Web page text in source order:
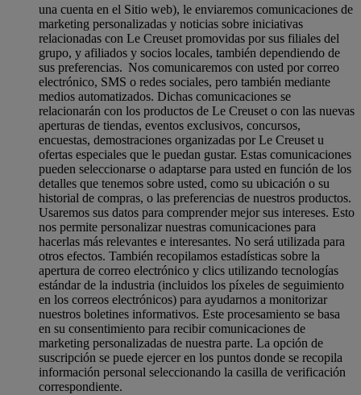
una cuenta en el Sitio web), le enviaremos comunicaciones de
marketing personalizadas y noticias sobre iniciativas
relacionadas con Le Creuset promovidas por sus filiales del
grupo, y afiliados y socios locales, también dependiendo de
sus preferencias. Nos comunicaremos con usted por correo
electrónico, SMS o redes sociales, pero también mediante
medios automatizados. Dichas comunicaciones se
relacionarán con los productos de Le Creuset o con las nuevas
aperturas de tiendas, eventos exclusivos, concursos,
encuestas, demostraciones organizadas por Le Creuset u
ofertas especiales que le puedan gustar. Estas comunicaciones
pueden seleccionarse o adaptarse para usted en función de los
detalles que tenemos sobre usted, como su ubicación o su
historial de compras, o las preferencias de nuestros productos.
Usaremos sus datos para comprender mejor sus intereses. Esto
nos permite personalizar nuestras comunicaciones para
hacerlas más relevantes e interesantes. No será utilizada para
otros efectos. También recopilamos estadísticas sobre la
apertura de correo electrónico y clics utilizando tecnologías
estándar de la industria (incluidos los píxeles de seguimiento
en los correos electrónicos) para ayudarnos a monitorizar
nuestros boletines informativos. Este procesamiento se basa
en su consentimiento para recibir comunicaciones de
marketing personalizadas de nuestra parte. La opción de
suscripción se puede ejercer en los puntos donde se recopila
información personal seleccionando la casilla de verificación
correspondiente.